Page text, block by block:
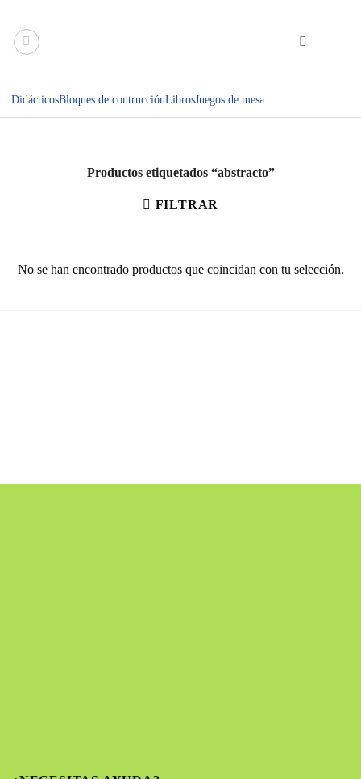
contenido
DidácticosBloques de contrucciónLibrosJuegos de mesa
Productos etiquetados “abstracto”
FILTRAR
No se han encontrado productos que coincidan con tu selección.